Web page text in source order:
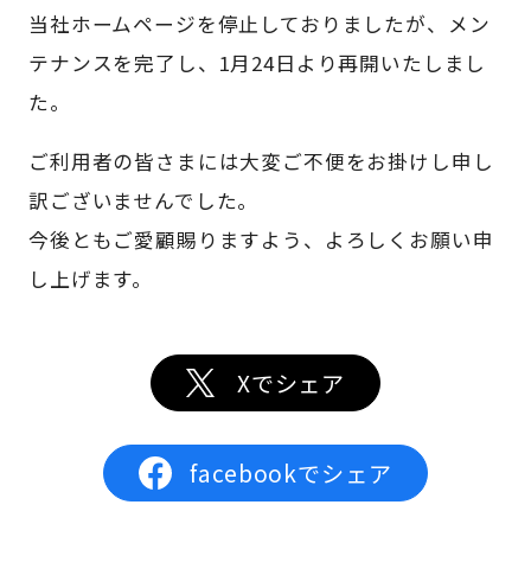
当社ホームページを停止しておりましたが、メン
テナンスを完了し、1月24日より再開いたしまし
た。
ご利用者の皆さまには大変ご不便をお掛けし申し
訳ございませんでした。
今後ともご愛顧賜りますよう、よろしくお願い申
し上げます。
Xでシェア
facebookでシェア